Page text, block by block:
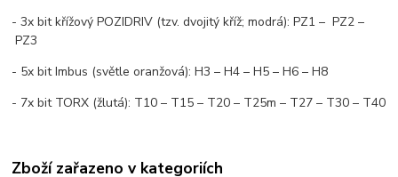
- 3x bit křížový POZIDRIV (tzv. dvojitý kříž; modrá): PZ1 – PZ2 –
PZ3
- 5x bit Imbus (světle oranžová): H3 – H4 – H5 – H6 – H8
- 7x bit TORX (žlutá): T10 – T15 – T20 – T25m – T27 – T30 – T40
Zboží zařazeno v kategoriích